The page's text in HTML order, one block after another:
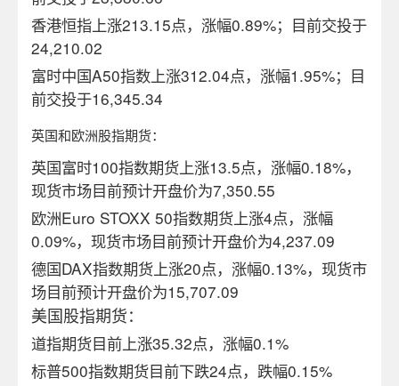
香港恒指上涨213.15点，涨幅0.89%；目前交投于
24,210.02
富时中国A50指数上涨312.04点，涨幅1.95%； 目
前交投于16,345.34
英国和欧洲股指期货：
英国富时100指数期货上涨13.5点，涨幅0.18%，
现货市场目前预计开盘价为7,350.55
欧洲Euro STOXX 50指数期货上涨4点，涨幅
0.09%，现货市场目前预计开盘价为4,237.09
德国DAX指数期货上涨20点，涨幅0.13%，现货市
场目前预计开盘价为15,707.09
美国股指期货：
道指期货目前上涨35.32点，涨幅0.1%
标普500指数期货目前下跌24点，跌幅0.15%